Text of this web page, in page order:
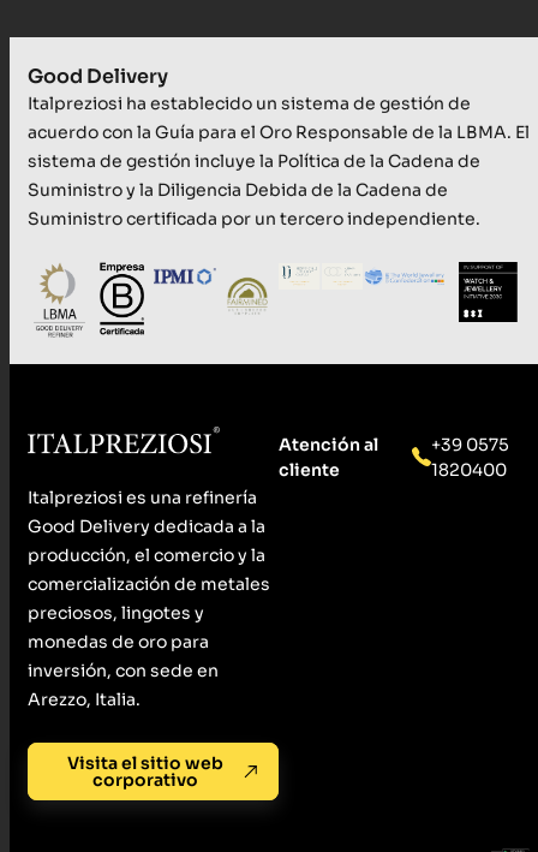
Good Delivery
Italpreziosi ha establecido un sistema de gestión de
acuerdo con la Guía para el Oro Responsable de la LBMA. El
sistema de gestión incluye la Política de la Cadena de
Suministro y la Diligencia Debida de la Cadena de
Suministro certificada por un tercero independiente.
Italpreziosi es una refinería
Good Delivery dedicada a la
producción, el comercio y la
comercialización de metales
preciosos, lingotes y
monedas de oro para
inversión, con sede en
Arezzo, Italia.
Visita el sitio web
corporativo
Atención al
cliente
+39 0575
1820400